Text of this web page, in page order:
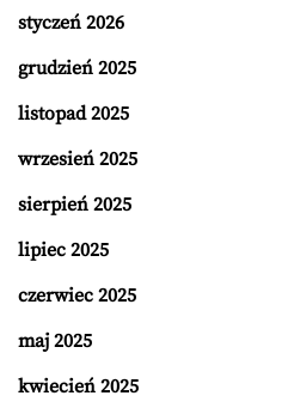
styczeń 2026
grudzień 2025
listopad 2025
wrzesień 2025
sierpień 2025
lipiec 2025
czerwiec 2025
maj 2025
kwiecień 2025